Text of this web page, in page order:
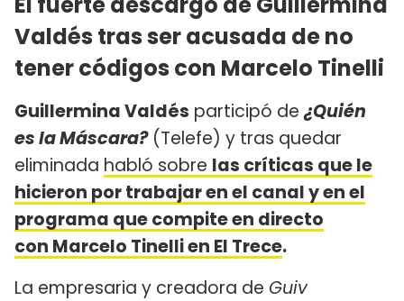
Valdés tras ser acusada de no
tener códigos con Marcelo Tinelli
Guillermina Valdés participó de¿Quién
es la Máscara?(Telefe) y tras quedar
eliminada habló sobre las críticas que le
hicieron por trabajar en el canal y en el
programa que compite en directo
con Marcelo Tinelli en El Trece.
La empresaria y creadora de Guiv